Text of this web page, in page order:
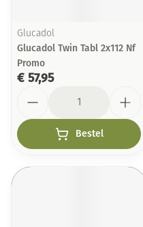
Glucadol
Glucadol Twin Tabl 2x112 Nf
Promo
€ 57,95
Bestel